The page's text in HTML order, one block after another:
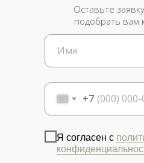
+7
Я согласен с
Оставьте
подобрать вам